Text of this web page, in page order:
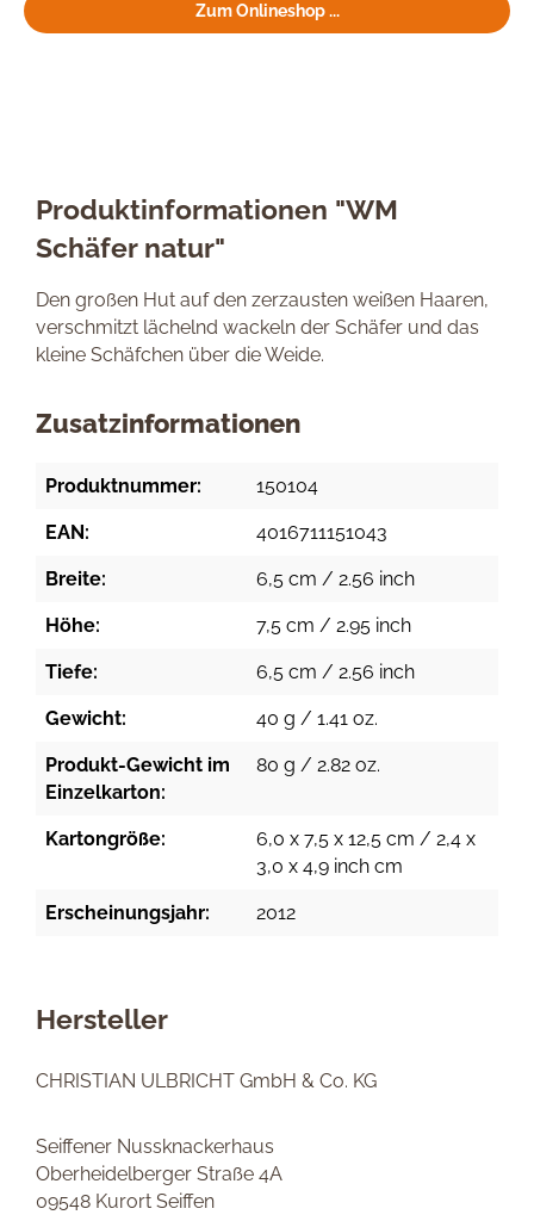
Zum Onlineshop ...
Produktinformationen "WM
Schäfer natur"
Den großen Hut auf den zerzausten weißen Haaren,
verschmitzt lächelnd wackeln der Schäfer und das
kleine Schäfchen über die Weide.
Zusatzinformationen
Produktnummer: 150104
EAN: 4016711151043
Breite: 6,5 cm / 2.56 inch
Höhe: 7,5 cm / 2.95 inch
Tiefe: 6,5 cm / 2.56 inch
Gewicht: 40 g / 1.41 oz.
Produkt-Gewicht im
Einzelkarton:
80 g / 2.82 oz.
Kartongröße:
6,0 x 7,5 x 12,5 cm / 2,4 x
3,0 x 4,9 inch cm
Erscheinungsjahr: 2012
Hersteller
CHRISTIAN ULBRICHT GmbH & Co. KG
Seiffener Nussknackerhaus
Oberheidelberger Straße 4A
09548 Kurort Seiffen